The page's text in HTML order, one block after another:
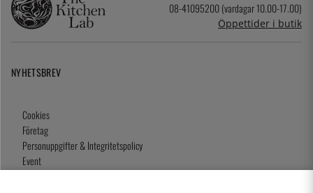
08-41095200 (vardagar 10.00-17.00)
Öppettider i butik
NYHETSBREV
Cookies
Företag
Personuppgifter & Integritetspolicy
Event